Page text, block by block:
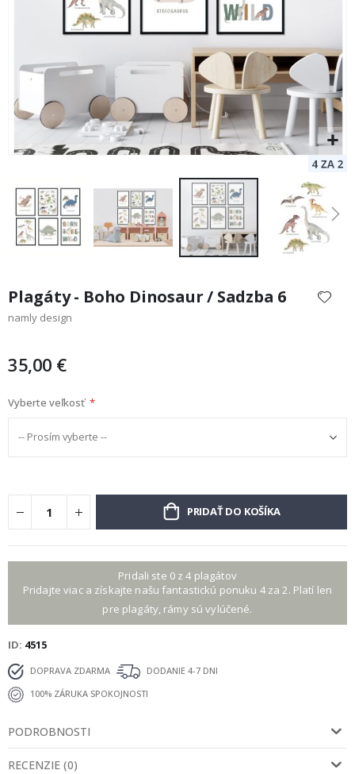
začiatok
galérie
Plagáty - Boho Dinosaur / Sadzba 6
namly design
35,00 €
Vyberte veľkosť
PRIDAŤ DO KOŠÍKA
Pridali ste 0 z 4 plagátov
Pridajte viac a získajte našu fantastickú ponuku 4 za 2. Platí len
pre plagáty, rámy sú vylúčené.
ID 4515
DOPRAVA ZDARMA
DODANIE 4-7 DNI
100% ZÁRUKA SPOKOJNOSTI
PODROBNOSTI
RECENZIE (0)